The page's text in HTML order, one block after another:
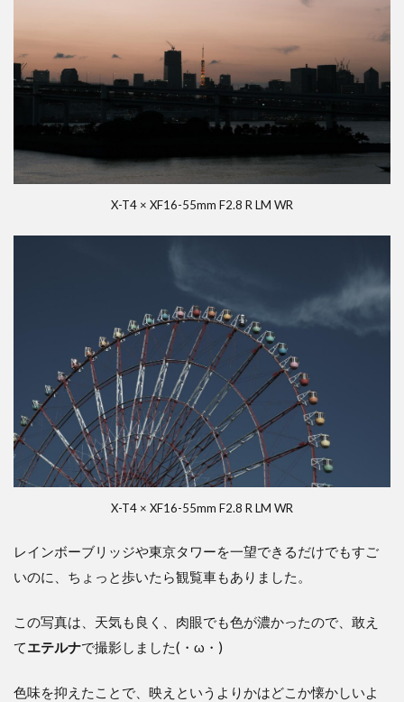
X-T4 × XF16-55mm F2.8 R LM WR
X-T4 × XF16-55mm F2.8 R LM WR
レインボーブリッジや東京タワーを一望できるだけでもすご
いのに、ちょっと歩いたら観覧車もありました。
この写真は、天気も良く、肉眼でも色が濃かったので、敢え
てエテルナで撮影しました(・ω・)
色味を抑えたことで、映えというよりかはどこか懐かしいよ